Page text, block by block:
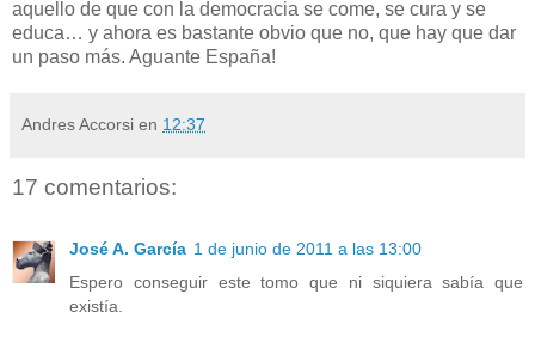
aquello de que con la democracia se come, se cura y se
educa… y ahora es bastante obvio que no, que hay que dar
un paso más. Aguante España!
Andres Accorsi en 12:37
17 comentarios:
José A. García 1 de junio de 2011 a las 13:00
Espero conseguir este tomo que ni siquiera sabía que
existía.